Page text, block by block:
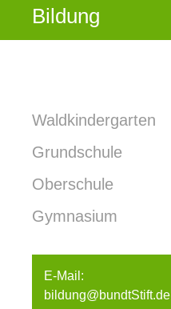
Bildung
Waldkindergarten
Grundschule
Oberschule
Gymnasium
E-Mail:
bildung@bundtStift.de